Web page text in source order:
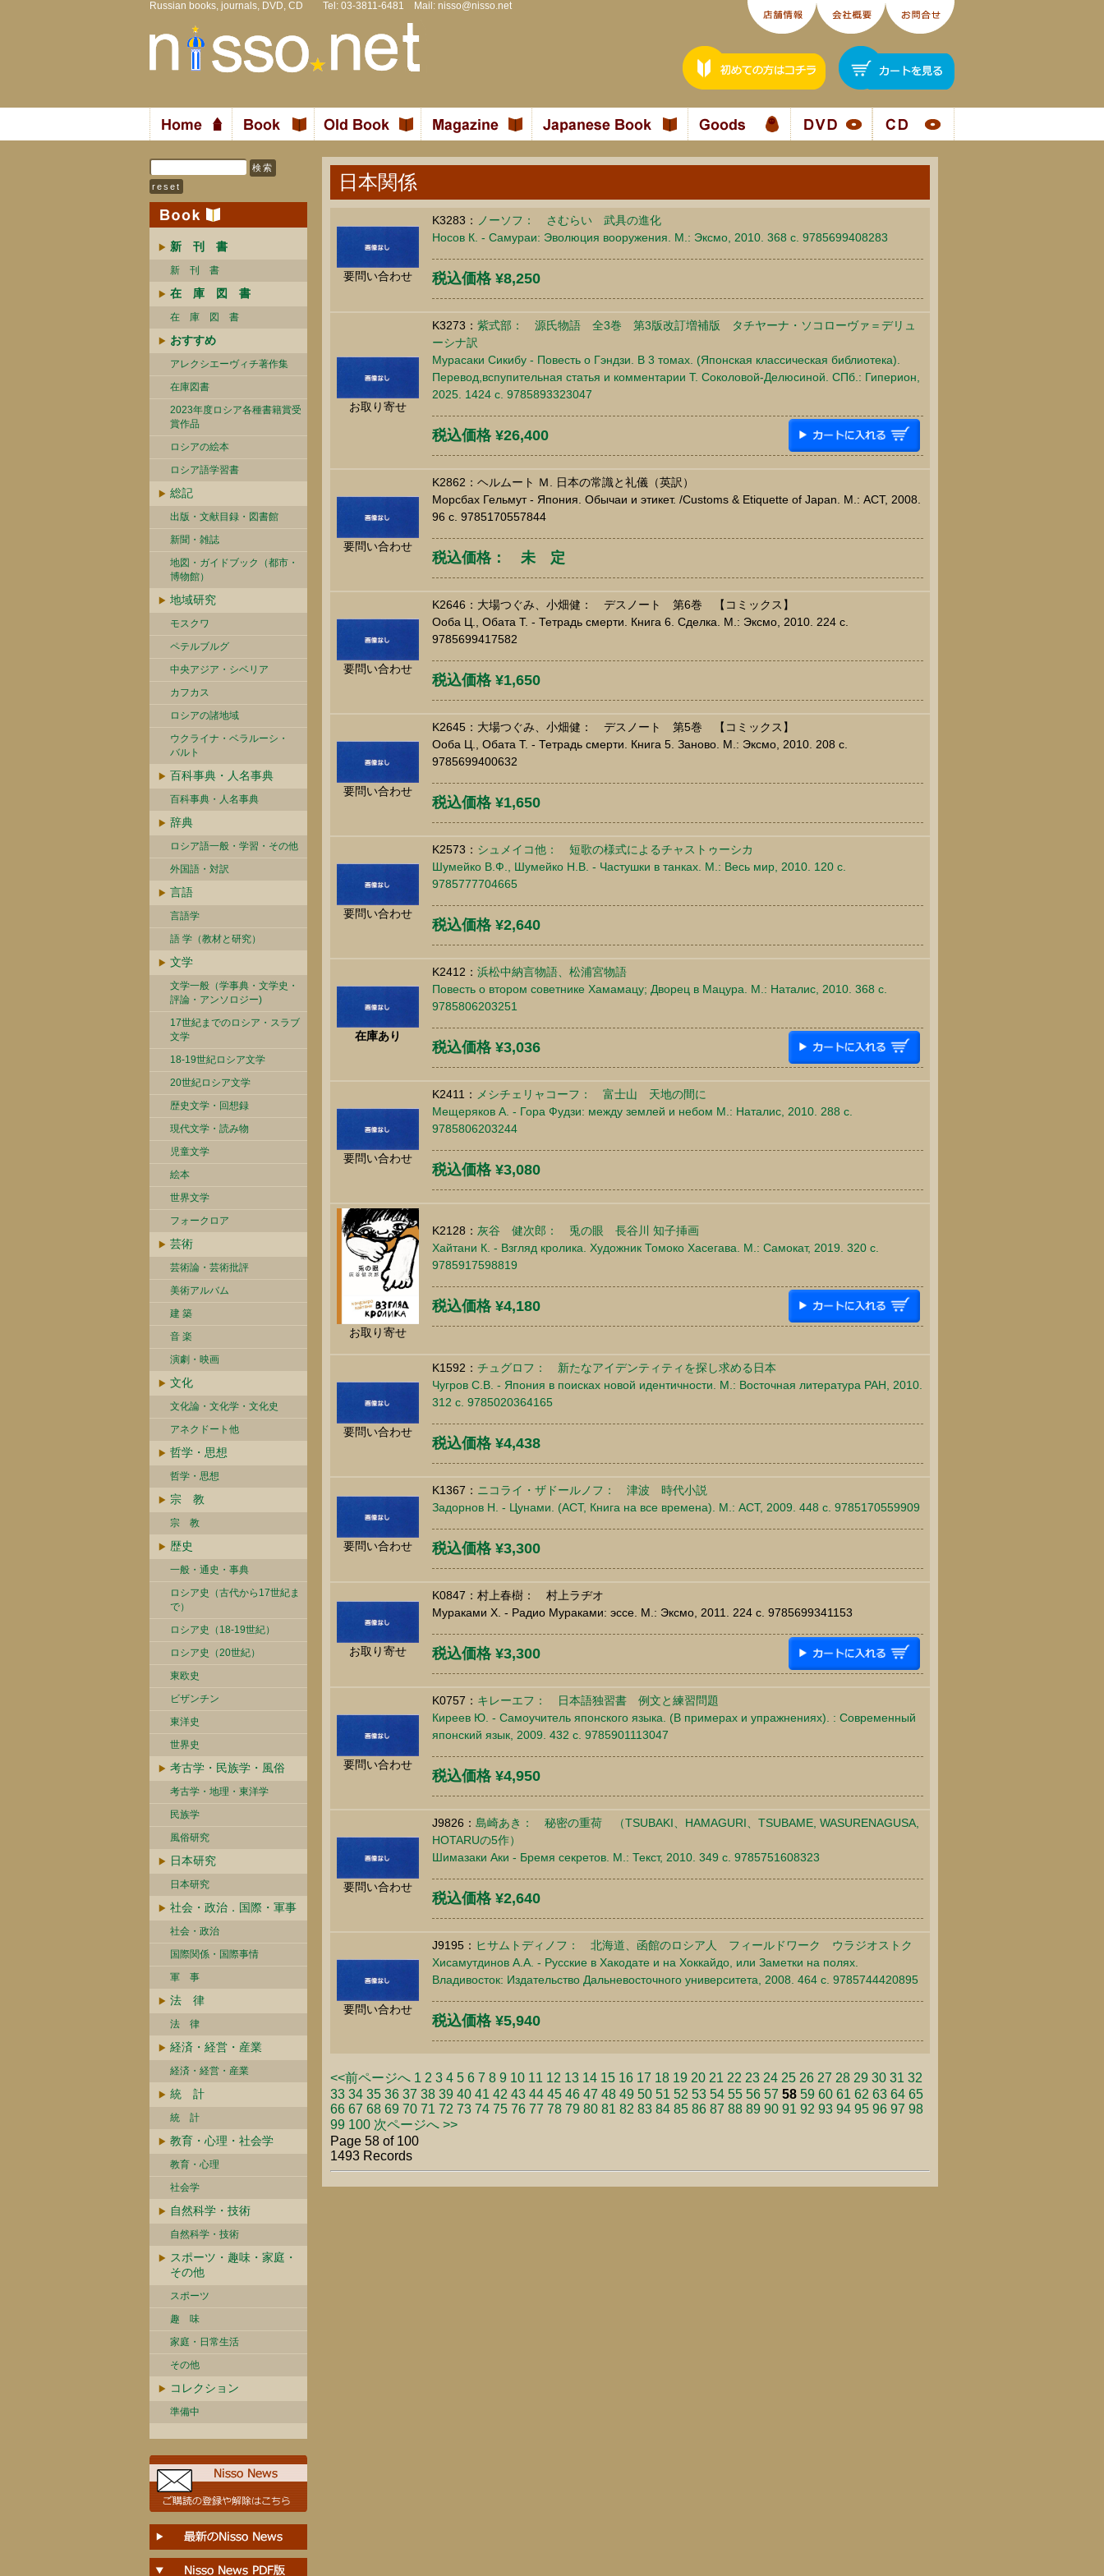
Russian books, journals, DVD, CD Tel: 03-3811-6481 Mail: nisso@nisso.net
新 刊 書
新 刊 書
在 庫 図 書
在 庫 図 書
おすすめ
アレクシエーヴィチ著作集
在庫図書
2023年度ロシア各種書籍賞受
賞作品
ロシアの絵本
ロシア語学習書
総記
出版・文献目録・図書館
新聞・雑誌
地図・ガイドブック（都市・
博物館）
地域研究
モスクワ
ペテルブルグ
中央アジア・シベリア
カフカス
ロシアの諸地域
ウクライナ・ベラルーシ・
バルト
百科事典・人名事典
百科事典・人名事典
辞典
ロシア語一般・学習・その他
外国語・対訳
言語
言語学
語 学（教材と研究）
文学
文学一般（学事典・文学史・
評論・アンソロジー)
17世紀までのロシア・スラブ
文学
18-19世紀ロシア文学
20世紀ロシア文学
歴史文学・回想録
現代文学・読み物
児童文学
絵本
世界文学
フォークロア
芸術
芸術論・芸術批評
美術アルバム
建 築
音 楽
演劇・映画
文化
文化論・文化学・文化史
アネクドート他
哲学・思想
哲学・思想
宗 教
宗 教
歴史
一般・通史・事典
ロシア史（古代から17世紀ま
で）
ロシア史（18-19世紀）
ロシア史（20世紀）
東欧史
ビザンチン
東洋史
世界史
考古学・民族学・風俗
考古学・地理・東洋学
民族学
風俗研究
日本研究
日本研究
社会・政治．国際・軍事
社会・政治
国際関係・国際事情
軍 事
法 律
法 律
経済・経営・産業
経済・経営・産業
統 計
統 計
教育・心理・社会学
教育・心理
社会学
自然科学・技術
自然科学・技術
スポーツ・趣味・家庭・
その他
スポーツ
趣 味
家庭・日常生活
その他
コレクション
準備中
日本関係
要問い合わせ
K3283：
ノーソフ： さむらい 武具の進化
Носов К. - Самураи: Эволюция вооружения. М.: Эксмо, 2010. 368 c. 9785699408283
税込価格 ¥8,250
お取り寄せ
K3273： 紫式部： 源氏物語 全3巻 第3版改訂増補版 タチヤーナ・ソコローヴァ＝デリュ
ーシナ訳
Мурасаки Сикибу - Повесть о Гэндзи. В 3 томах. (Японская классическая библиотека).
Перевод,вспупительная статья и комментарии Т. Соколовой-Делюсиной. СПб.: Гиперион,
2025. 1424 c. 9785893323047
税込価格 ¥26,400
要問い合わせ
K2862：ヘルムート Ｍ. 日本の常識と礼儀（英訳）
Морсбах Гельмут - Япония. Обычаи и этикет. /Customs & Etiquette of Japan. М.: АСТ, 2008.
96 c. 9785170557844
税込価格： 未 定
要問い合わせ
K2646：大場つぐみ、小畑健： デスノート 第6巻 【コミックス】
Ооба Ц., Обата Т. - Тетрадь смерти. Книга 6. Сделка. М.: Эксмо, 2010. 224 c.
9785699417582
税込価格 ¥1,650
要問い合わせ
K2645：大場つぐみ、小畑健： デスノート 第5巻 【コミックス】
Ооба Ц., Обата Т. - Тетрадь смерти. Книга 5. Заново. М.: Эксмо, 2010. 208 c.
9785699400632
税込価格 ¥1,650
要問い合わせ
K2573： シュメイコ他： 短歌の様式によるチャストゥーシカ
Шумейко В.Ф., Шумейко Н.В. - Частушки в танках. М.: Весь мир, 2010. 120 c.
9785777704665
税込価格 ¥2,640
在庫あり
K2412： 浜松中納言物語、松浦宮物語
Повесть о втором советнике Хамамацу; Дворец в Мацура. М.: Наталис, 2010. 368 c.
9785806203251
税込価格 ¥3,036
要問い合わせ
K2411：
メシチェリャコーフ： 富士山 天地の間に
Мещеряков А. - Гора Фудзи: между землей и небом М.: Наталис, 2010. 288 c.
9785806203244
税込価格 ¥3,080
お取り寄せ
K2128： 灰谷 健次郎： 兎の眼 長谷川 知子挿画
Хайтани К. - Взгляд кролика. Художник Томоко Хасегава. М.: Самокат, 2019. 320 c.
9785917598819
税込価格 ¥4,180
要問い合わせ
K1592： チュグロフ： 新たなアイデンティティを探し求める日本
Чугров С.В. - Япония в поисках новой идентичности. М.: Восточная литература РАН, 2010.
312 c. 9785020364165
税込価格 ¥4,438
要問い合わせ
K1367： ニコライ・ザドールノフ： 津波 時代小説
Задорнов Н. - Цунами. (АСТ, Книга на все времена). М.: АСТ, 2009. 448 c. 9785170559909
税込価格 ¥3,300
お取り寄せ
K0847：村上春樹： 村上ラヂオ
Мураками Х. - Радио Мураками: эссе. М.: Эксмо, 2011. 224 c. 9785699341153
税込価格 ¥3,300
要問い合わせ
K0757： キレーエフ： 日本語独習書 例文と練習問題
Киреев Ю. - Самоучитель японского языка. (В примерах и упражнениях). : Современный
японский язык, 2009. 432 c. 9785901113047
税込価格 ¥4,950
要問い合わせ
J9826： 島崎あき： 秘密の重荷 （TSUBAKI、HAMAGURI、TSUBAME, WASURENAGUSA,
HOTARUの5作）
Шимазаки Аки - Бремя секретов. М.: Текст, 2010. 349 c. 9785751608323
税込価格 ¥2,640
要問い合わせ
J9195： ヒサムトディノフ： 北海道、函館のロシア人 フィールドワーク ウラジオストク
Хисамутдинов А.А. - Русские в Хакодате и на Хоккайдо, или Заметки на полях.
Владивосток: Издательство Дальневосточного университета, 2008. 464 c. 9785744420895
税込価格 ¥5,940
<<前ページへ 1 2 3 4 5 6 7 8 9 10 11 12 13 14 15 16 17 18 19 20 21 22 23 24 25 26 27 28 29 30 31 32
33 34 35 36 37 38 39 40 41 42 43 44 45 46 47 48 49 50 51 52 53 54 55 56 57 58 59 60 61 62 63 64 65
66 67 68 69 70 71 72 73 74 75 76 77 78 79 80 81 82 83 84 85 86 87 88 89 90 91 92 93 94 95 96 97 98
99 100 次ページへ >>
Page 58 of 100
1493 Records